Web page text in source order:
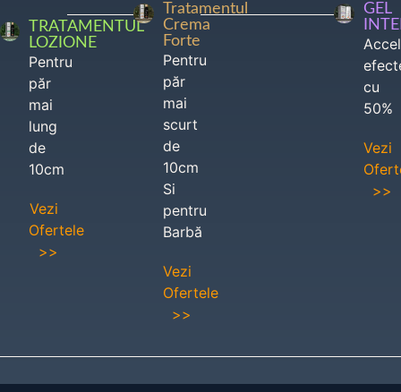
TRATAMENTUL
LOZIONE
Pentru
păr
mai
lung
de
10cm
Vezi
Ofertele
>>
Tratamentul
Crema
Forte
Pentru
păr
mai
scurt
de
10cm
Si
pentru
Barbă
Vezi
Ofertele
>>
GEL
cu
50%
Vezi
>>